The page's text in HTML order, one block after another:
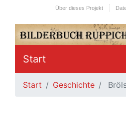
Über dieses Projekt
Start
Start Geschichte